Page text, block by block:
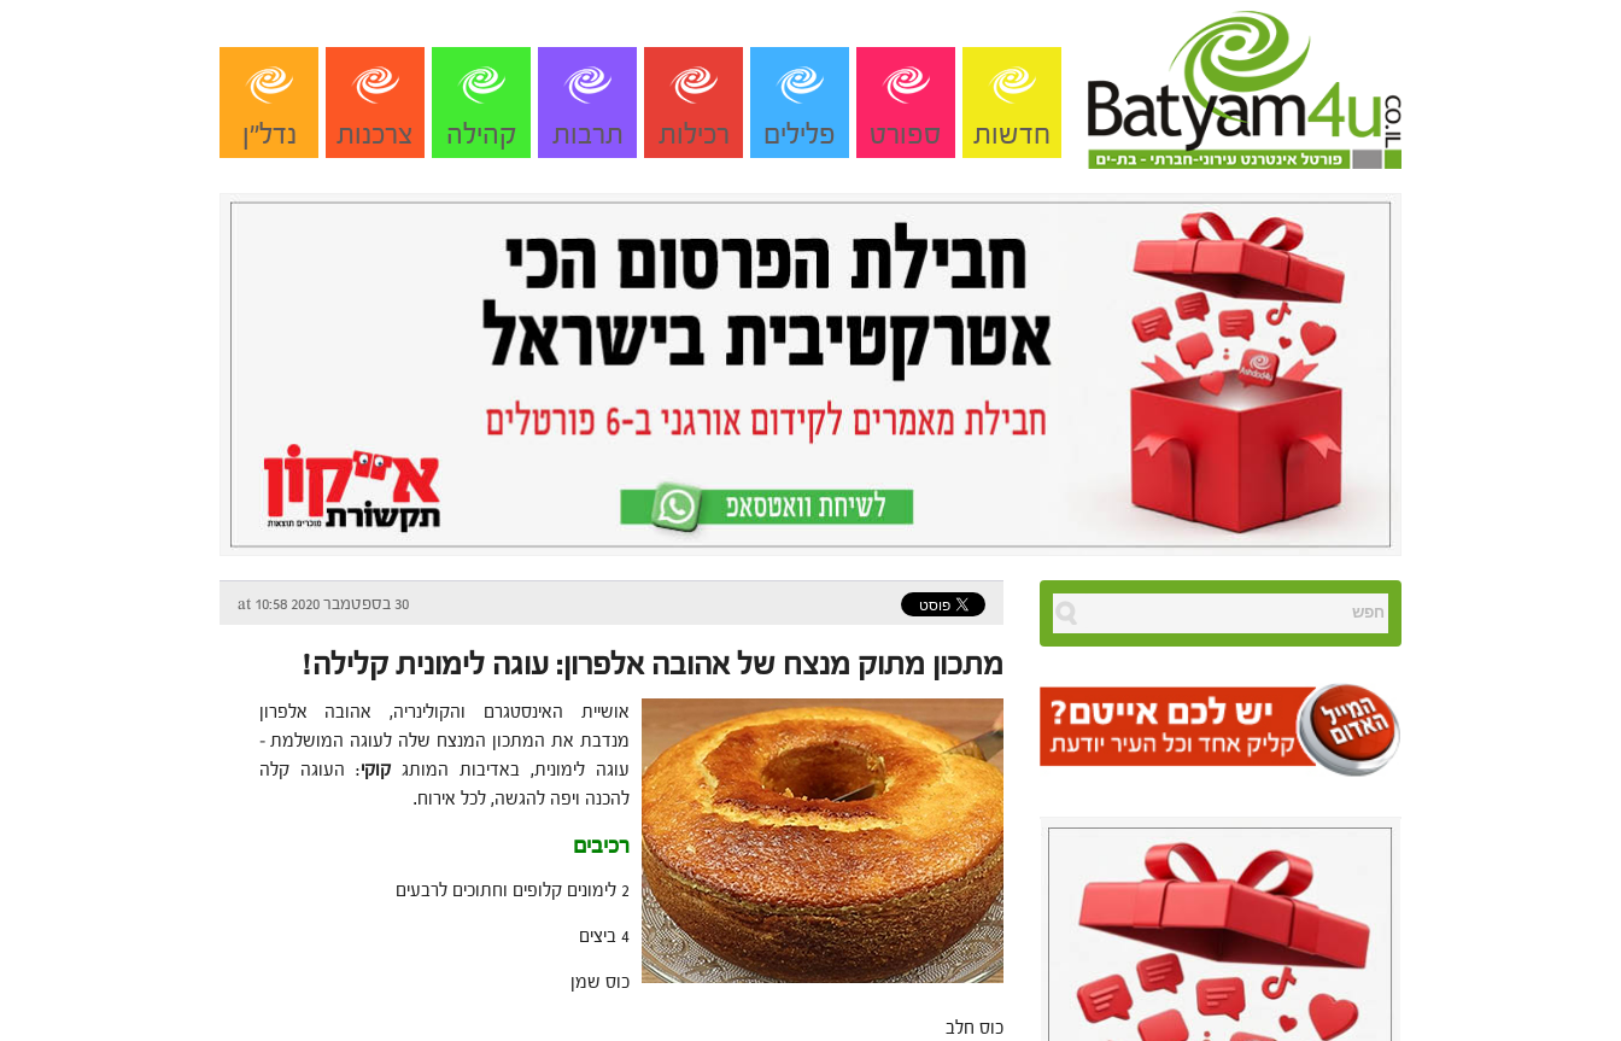
חדשות ספורט פלילים רכילות תרבות קהילה צרכנות נדל"ן
30 בספטמבר 2020 at 10:58
מתכון מתוק מנצח של אהובה אלפרון: עוגה לימונית קלילה!
אושיית האינסטגרם והקולינריה, אהובה אלפרון
מנדבת את המתכון המנצח שלה לעוגה המושלמת –
עוגה לימונית, באדיבות המותגקוקי: העוגה קלה
להכנה ויפה להגשה, לכל אירוח.
רכיבים
2 לימונים קלופים וחתוכים לרבעים
4 ביצים
כוס שמן
כוס חלב